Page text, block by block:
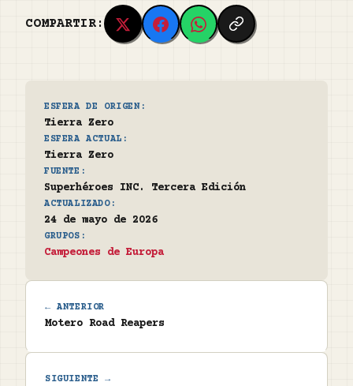
ESFERA DE ORIGEN:
Tierra Zero
ESFERA ACTUAL:
Tierra Zero
FUENTE:
Superhéroes INC. Tercera Edición
ACTUALIZADO:
24 de mayo de 2026
GRUPOS:
Campeones de Europa
← ANTERIOR
Motero Road Reapers
SIGUIENTE →
COMPARTIR: